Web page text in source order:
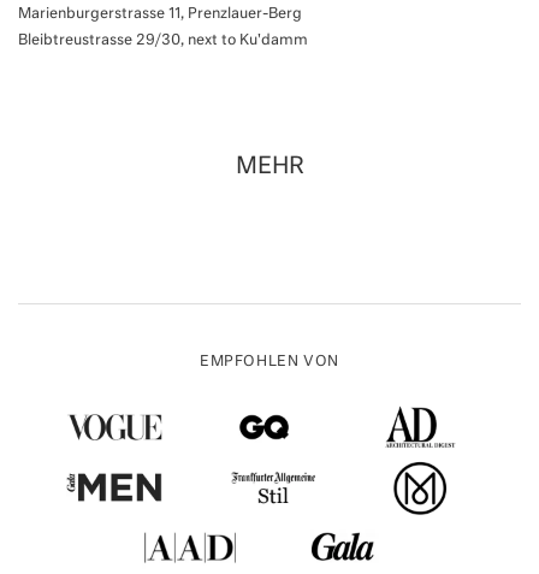
Marienburgerstrasse 11, Prenzlauer-Berg
Bleibtreustrasse 29/30, next to Ku'damm
MEHR
EMPFOHLEN VON